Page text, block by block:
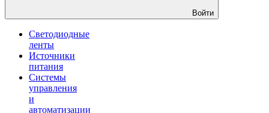
Войти
Светодиодные
ленты
Источники
питания
Системы
управления
и
автоматизации